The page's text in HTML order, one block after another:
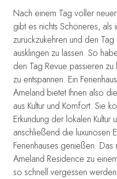
Nach einem Tag voller
gibt es nichts Schöneres, als
zurückzukehren und den
ausklingen zu lassen. So
den Tag Revue passieren
zu entspannen. Ein
Ameland bietet Ihnen also
aus Kultur und Komfort. Sie
Erkundung der lokalen
anschließend die luxuriösen
Ferienhauses genießen. Das
Ameland Residence zu
so schnell vergessen